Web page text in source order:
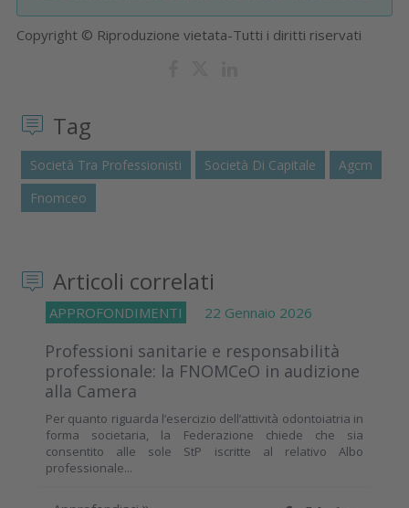
Copyright © Riproduzione vietata-Tutti i diritti riservati
Tag
Società Tra Professionisti Società Di Capitale
Agcm
Fnomceo
Articoli correlati
APPROFONDIMENTI 22 Gennaio 2026
Professioni sanitarie e responsabilità
professionale: la FNOMCeO in audizione
alla Camera
Per quanto riguarda l’esercizio dell’attività odontoiatria in
forma societaria, la Federazione chiede che sia
consentito alle sole StP iscritte al relativo Albo
professionale...